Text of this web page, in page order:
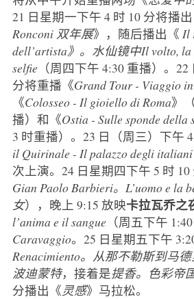
21 日星期一下午 4 时 10 分将播
Ronconi 双年展》，随后播出《 Il
dell’artista》。水仙镜中Il volto, la
selfie（周四下午 4:30 重播）。22
分将重播《Grand Tour - Viaggio
《Colosseo - Il gioiello di Roma》
播）和《Ostia - Sulle sponde della
3 时重播）。23 日（周三）下午 4
il Quirinale - Il palazzo degli
次上演。24 日星期四下午 5 时
Gian Paolo Barbieri。L’uomo e la
女），晚上 9:15 放映卡拉瓦乔之
l’anima e il sangue（周五下午
Caravaggio。25 日星期五下午
Renacimiento。从那不勒斯到马
波迪蒙特，接着是提香。色彩帝
分播出《灵感》马拉松。